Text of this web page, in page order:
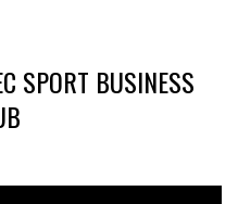
SPORT BUSINESS